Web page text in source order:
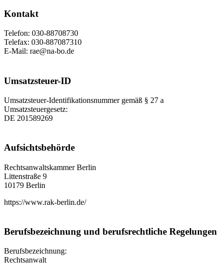
Kontakt
Telefon: 030-88708730
Telefax: 030-887087310
E-Mail: rae@na-bo.de
Umsatzsteuer-ID
Umsatzsteuer-Identifikationsnummer gemäß § 27 a
Umsatzsteuergesetz:
DE 201589269
Aufsichtsbehörde
Rechtsanwaltskammer Berlin
Littenstraße 9
10179 Berlin
https://www.rak-berlin.de/
Berufsbezeichnung und berufsrechtliche Regelungen
Berufsbezeichnung:
Rechtsanwalt